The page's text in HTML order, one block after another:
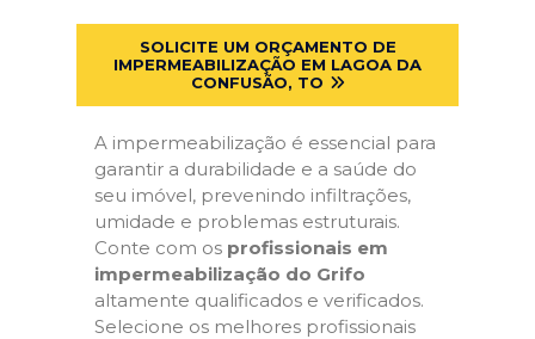
SOLICITE UM ORÇAMENTO DE
IMPERMEABILIZAÇÃO EM LAGOA DA
CONFUSÃO, TO
A impermeabilização é essencial para
garantir a durabilidade e a saúde do
seu imóvel, prevenindo infiltrações,
umidade e problemas estruturais.
Conte com os profissionais em
impermeabilização do Grifo
altamente qualificados e verificados.
Selecione os melhores profissionais